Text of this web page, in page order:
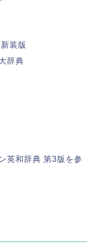
装版
辞典
英和辞典 第3版を参